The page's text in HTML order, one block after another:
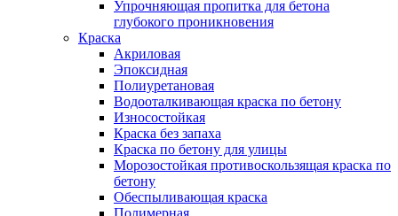
Упрочняющая пропитка для бетона
глубокого проникновения
Краска
Акриловая
Эпоксидная
Полиуретановая
Водооталкивающая краска по бетону
Износостойкая
Краска без запаха
Краска по бетону для улицы
Морозостойкая противоскользящая краска по
бетону
Обеспыливающая краска
Полимерная